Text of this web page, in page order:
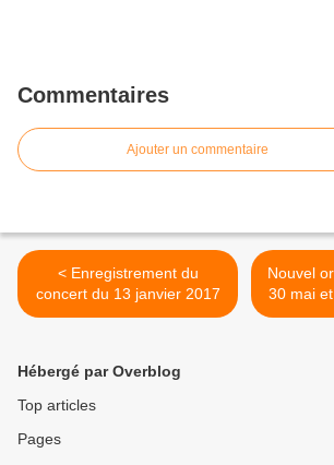
Commentaires
Ajouter un commentaire
< Enregistrement du
concert du 13 janvier 2017
Nouvel
30 mai et
Hébergé par Overblog
Top articles
Pages